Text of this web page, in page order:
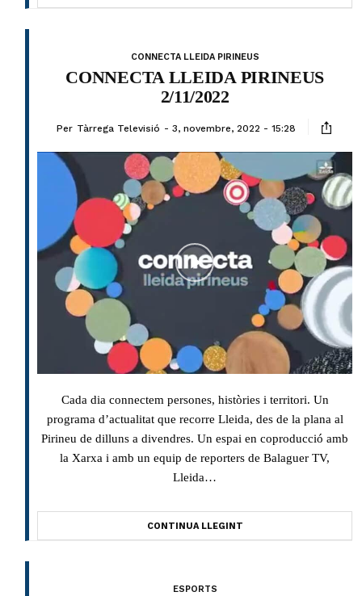
CONNECTA LLEIDA PIRINEUS
CONNECTA LLEIDA PIRINEUS
2/11/2022
Per Tàrrega Televisió 3, novembre, 2022 - 15:28
Cada dia connectem persones, històries i territori. Un
programa d’actualitat que recorre Lleida, des de la plana al
Pirineu de dilluns a divendres. Un espai en coproducció amb
la Xarxa i amb un equip de reporters de Balaguer TV,
Lleida…
CONTINUA LLEGINT
ESPORTS